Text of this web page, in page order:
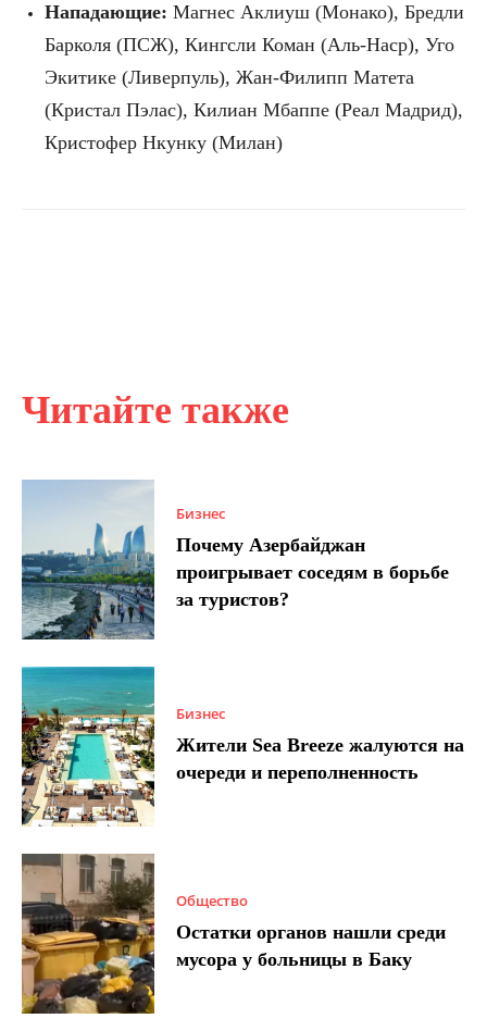
Читайте также
Бизнес
Почему Азербайджан
проигрывает соседям в борьбе
за туристов?
Бизнес
Жители Sea Breeze жалуются на
очереди и переполненность
Общество
Остатки органов нашли среди
мусора у больницы в Баку
Нападающие: Магнес Аклиуш (Монако), Бредли
Барколя (ПСЖ), Кингсли Коман (Аль-Наср), Уго
Экитике (Ливерпуль), Жан-Филипп Матета
(Кристал Пэлас), Килиан Мбаппе (Реал Мадрид),
Кристофер Нкунку (Милан)